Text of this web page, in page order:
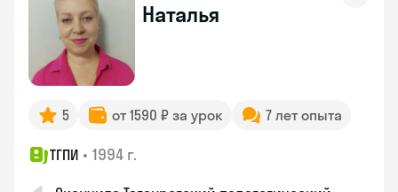
Наталья
5 от 1590 ₽ за урок 7 лет опыта
ТГПИ • 1994 г.